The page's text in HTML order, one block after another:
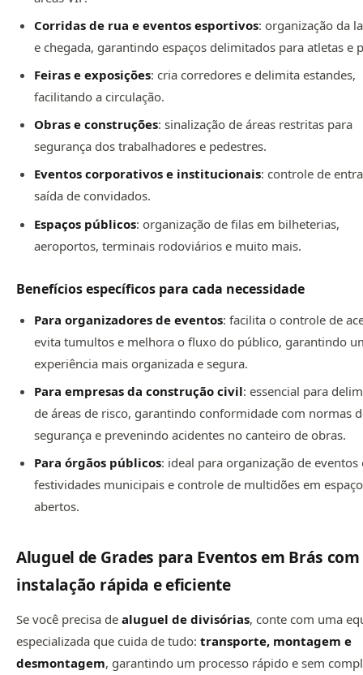
Corridas de rua e eventos esportivos: organização da
e chegada, garantindo espaços delimitados para atletas e
Feiras e exposições: cria corredores e delimita estandes,
facilitando a circulação.
Obras e construções: sinalização de áreas restritas para
segurança dos trabalhadores e pedestres.
Eventos corporativos e institucionais: controle de
saída de convidados.
Espaços públicos: organização de filas em bilheterias,
aeroportos, terminais rodoviários e muito mais.
Benefícios específicos para cada necessidade
Para organizadores de eventos: facilita o controle de
evita tumultos e melhora o fluxo do público, garantindo
experiência mais organizada e segura.
Para empresas da construção civil: essencial para
de áreas de risco, garantindo conformidade com normas
segurança e prevenindo acidentes no canteiro de obras.
Para órgãos públicos: ideal para organização de eventos
festividades municipais e controle de multidões em
abertos.
Aluguel de Grades para Eventos em Brás com
instalação rápida e eficiente
Se você precisa de aluguel de divisórias, conte com uma
especializada que cuida de tudo: transporte, montagem e
desmontagem, garantindo um processo rápido e sem